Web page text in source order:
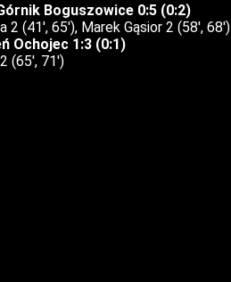
Boguszowice 0:5 (0:2)
(41′, 65′), Marek Gąsior 2 (58′, 68′)
Ochojec 1:3 (0:1)
(65′, 71′)